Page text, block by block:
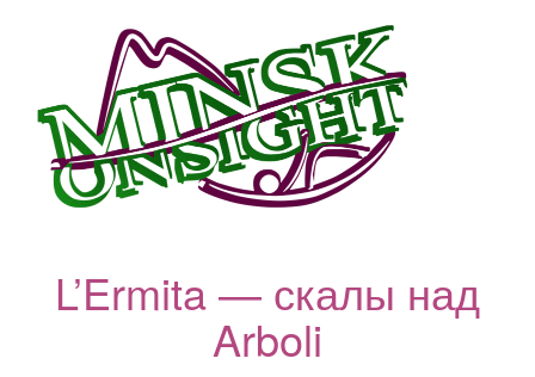
L’Ermita — скалы над
Arboli